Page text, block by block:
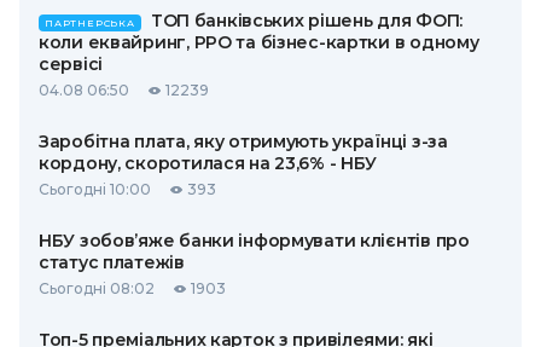
ПАРТНЕРСЬКА
ТОП банківських рішень для ФОП:
коли еквайринг, РРО та бізнес-картки в одному
сервісі
04.08 06:50 12239
Заробітна плата, яку отримують українці з-за
кордону, скоротилася на 23,6% - НБУ
Сьогодні 10:00 393
НБУ зобов’яже банки інформувати клієнтів про
статус платежів
Сьогодні 08:02 1903
Топ-5 преміальних карток з привілеями: які